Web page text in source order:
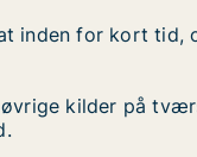
inden for kort
kilder på